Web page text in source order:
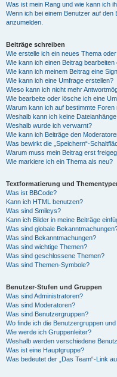
Was ist mein Rang und wie kann ich
Wenn ich bei einem Benutzer auf
anzumelden.
Beiträge schreiben
Wie erstelle ich ein neues Thema
Wie kann ich einen Beitrag
Wie kann ich meinem Beitrag eine
Wie kann ich eine Umfrage erstellen?
Wieso kann ich nicht mehr
Wie bearbeite oder lösche ich eine
Warum kann ich auf bestimmte Foren
Weshalb kann ich keine
Weshalb wurde ich verwarnt?
Wie kann ich Beiträge den
Was bewirkt die „Speichern“-
Warum muss mein Beitrag erst
Wie markiere ich ein Thema als neu?
Textformatierung und
Was ist BBCode?
Kann ich HTML benutzen?
Was sind Smileys?
Kann ich Bilder in meine Beiträge
Was sind globale
Was sind Bekanntmachungen?
Was sind wichtige Themen?
Was sind geschlossene Themen?
Was sind Themen-Symbole?
Benutzer-Stufen und Gruppen
Was sind Administratoren?
Was sind Moderatoren?
Was sind Benutzergruppen?
Wo finde ich die Benutzergruppen
Wie werde ich Gruppenleiter?
Weshalb werden verschiedene
Was ist eine Hauptgruppe?
Was bedeutet der „Das Team“-Link